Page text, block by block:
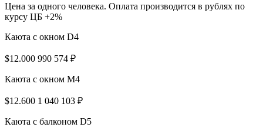
Цена за одного человека. Оплата производится в рублях по
курсу ЦБ +2%
Каюта с окном D4
$12.000 990 574 ₽
Каюта с окном M4
$12.600 1 040 103 ₽
Каюта с балконом D5